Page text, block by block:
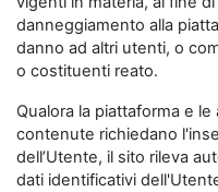
danneggiamento alla
danno ad altri utenti, o
o costituenti reato.
Qualora la piattaforma e
contenute richiedano
dell’Utente, il sito rileva
dati identificativi